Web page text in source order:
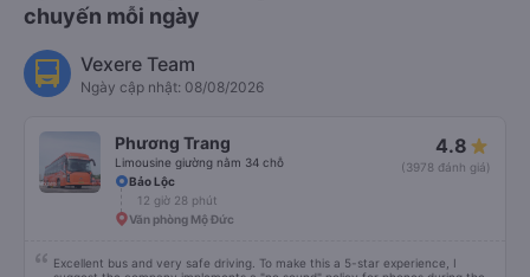
chuyến mỗi ngày
Vexere Team
Ngày cập nhật: 08/08/2026
Phương Trang
Limousine giường nằm 34 chỗ
4.8
(3978 đánh giá)
Bảo Lộc
12 giờ 28 phút
Văn phòng Mộ Đức
Excellent bus and very safe driving. To make this a 5-star experience, I